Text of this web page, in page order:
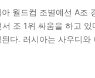
월드컵 조별예선 A조
조 1위 싸움을 하고
다. 러시아는 사우디